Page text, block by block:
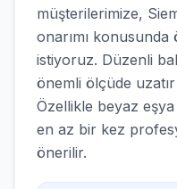
müşterilerimize,
onarımı
istiyoruz. Düzenli
önemli ölçüde
Özellikle beyaz eşya
en az bir kez
önerilir.